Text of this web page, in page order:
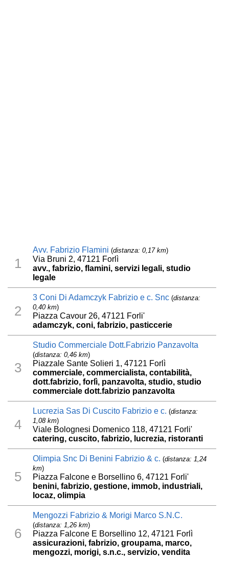
1
Avv. Fabrizio Flamini (distanza: 0,17 km)
Via Bruni 2, 47121 Forlì
avv., fabrizio, flamini, servizi legali, studio
legale
2
3 Coni Di Adamczyk Fabrizio e c. Snc (distanza:
0,40 km)
Piazza Cavour 26, 47121 Forli'
adamczyk, coni, fabrizio, pasticcerie
3
Studio Commerciale Dott.Fabrizio Panzavolta
(distanza: 0,46 km)
Piazzale Sante Solieri 1, 47121 Forlì
commerciale, commercialista, contabilità,
dott.fabrizio, forlì, panzavolta, studio, studio
commerciale dott.fabrizio panzavolta
4
Lucrezia Sas Di Cuscito Fabrizio e c. (distanza:
1,08 km)
Viale Bolognesi Domenico 118, 47121 Forli'
catering, cuscito, fabrizio, lucrezia, ristoranti
5
Olimpia Snc Di Benini Fabrizio & c. (distanza: 1,24
km)
Piazza Falcone e Borsellino 6, 47121 Forli'
benini, fabrizio, gestione, immob, industriali,
locaz, olimpia
6
Mengozzi Fabrizio & Morigi Marco S.N.C.
(distanza: 1,26 km)
Piazza Falcone E Borsellino 12, 47121 Forlì
assicurazioni, fabrizio, groupama, marco,
mengozzi, morigi, s.n.c., servizio, vendita